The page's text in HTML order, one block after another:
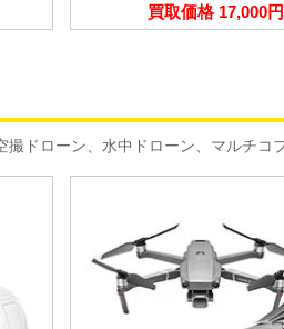
買取価格 17,000円
撮ドローン、水中ドローン、マルチコ